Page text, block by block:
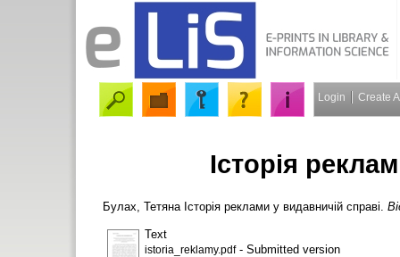
Login Create
Історія
Булах, Тетяна Історія реклами у видавничій справі.
Text
istoria_reklamy.pdf- Submitted version